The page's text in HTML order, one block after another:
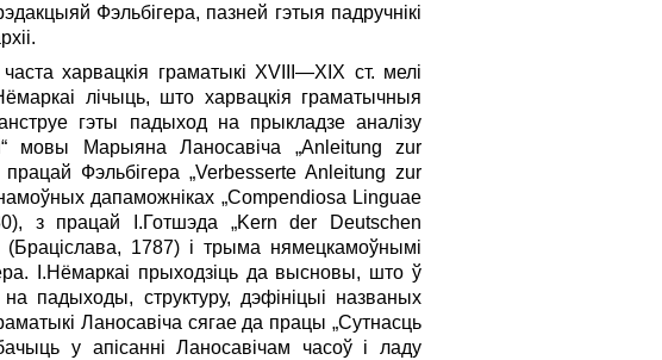
Фэльбігера, пазней гэтыя падручнікі
харвацкія граматыкі XVIII—XIX ст. мелі
лічыць, што харвацкія граматычныя
гэты падыход на прыкладзе аналізу
мовы Марыяна Ланосавіча „Anleitung zur
Фэльбігера „Verbesserte Anleitung zur
дапаможніках „Compendiosa Linguae
з працай І.Готшэда „Kern der Deutschen
1787) і трыма нямецкамоўнымі
І.Нёмаркаі прыходзіць да высновы, што ў
падыходы, структуру, дэфініцыі названых
Ланосавіча сягае да працы „Сутнасць
у апісанні Ланосавічам часоў і ладу